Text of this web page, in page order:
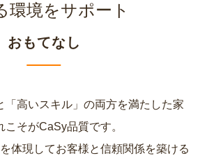
環境をサポート
おもてなし
「高いスキル」の両方を満たした家
そがCaSy品質です。
体現してお客様と信頼関係を築ける